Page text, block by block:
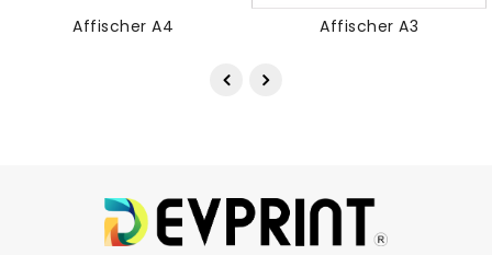
Affischer A4 Affischer A3